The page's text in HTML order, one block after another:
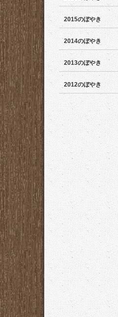
2015のぼやき
2014のぼやき
2013のぼやき
2012のぼやき